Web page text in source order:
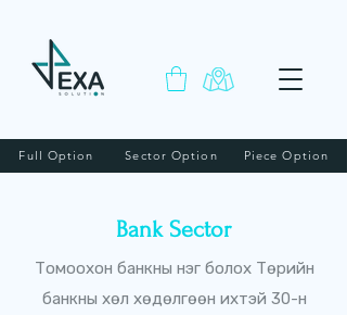
Piece Option
Full Option Sector Option
Bank Sector
Томоохон банкны нэг болох Төрийн
банкны хөл хөдөлгөөн ихтэй 30-н